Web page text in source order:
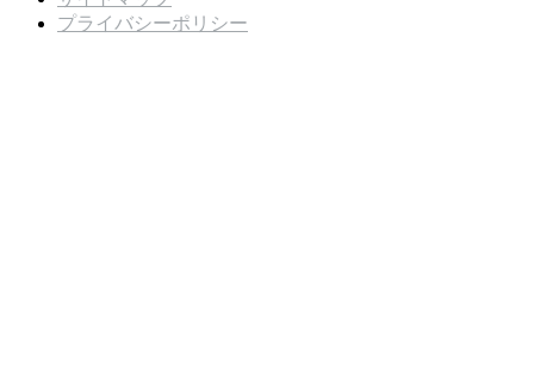
プライバシーポリシー